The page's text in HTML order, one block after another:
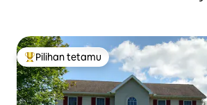
Pilihan utama tetamu
Pilihan tetamu